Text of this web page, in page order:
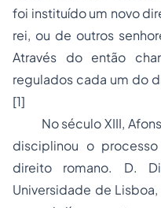
foi instituído um novo
rei, ou de outros
Através do então
regulados cada um do
[1]
No século XIII,
disciplinou o
direito romano. D.
Universidade de